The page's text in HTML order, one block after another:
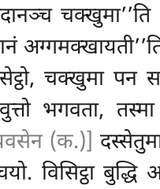
चक्खुमा’’ति
चक्खुमा पन
भगवता,
(क.)]
विसिट्ठा बुद्धि